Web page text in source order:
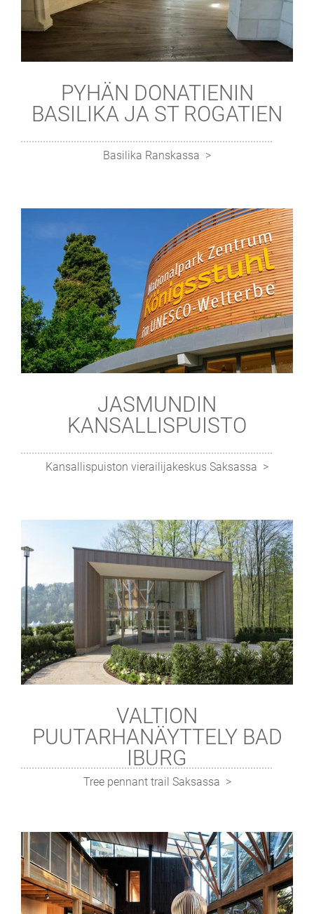
PYHÄN DONATIENIN
BASILIKA JA ST ROGATIEN
Basilika Ranskassa
JASMUNDIN
KANSALLISPUISTO
Kansallispuiston vierailijakeskus Saksassa
VALTION
PUUTARHANÄYTTELY BAD
IBURG
Tree pennant trail Saksassa